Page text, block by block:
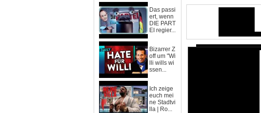
Das passi
ert, wenn
DIE PART
EI regier...
Bizarrer Z
off um "Wi
lli wills wi
ssen...
Ich zeige
euch mei
ne Stadtvi
lla | Ro...